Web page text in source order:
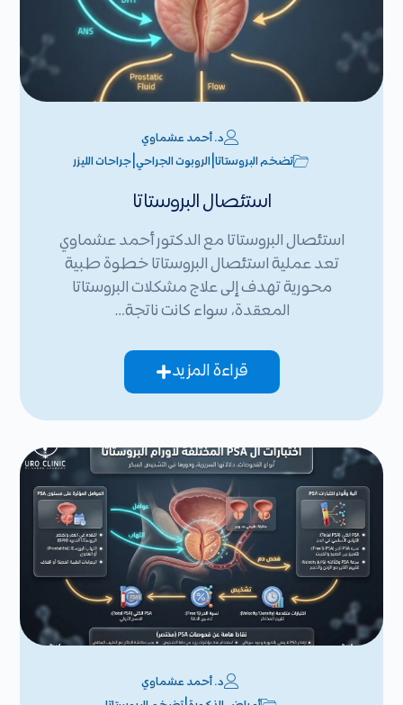
د. أحمد عشماوي
تضخم البروستاتا الروبوت الجراحي |جراحات الليزر
استئصال البروستاتا
استئصال البروستاتا مع الدكتور أحمد عشماوي
تعد عملية استئصال البروستاتا خطوة طبية
محورية تهدف إلى علاج مشكلات البروستاتا
المعقدة، سواء كانت ناتجة…
قراءة المزيد
د. أحمد عشماوي